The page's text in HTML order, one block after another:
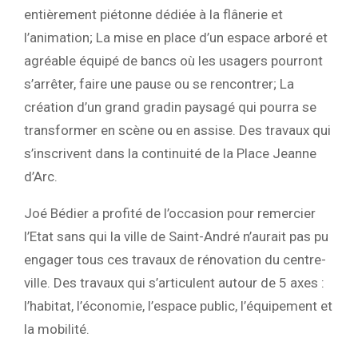
entièrement piétonne dédiée à la flânerie et
l’animation; La mise en place d’un espace arboré et
agréable équipé de bancs où les usagers pourront
s’arrêter, faire une pause ou se rencontrer; La
création d’un grand gradin paysagé qui pourra se
transformer en scène ou en assise. Des travaux qui
s’inscrivent dans la continuité de la Place Jeanne
d’Arc.
Joé Bédier a profité de l’occasion pour remercier
l’Etat sans qui la ville de Saint-André n’aurait pas pu
engager tous ces travaux de rénovation du centre-
ville. Des travaux qui s’articulent autour de 5 axes :
l’habitat, l’économie, l’espace public, l’équipement et
la mobilité.